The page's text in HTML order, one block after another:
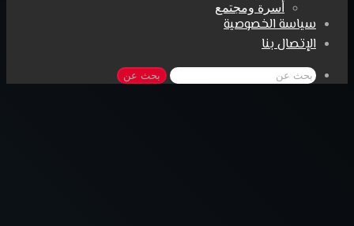
أسرة ومجتمع
سياسة الخصوصية
الإتصال بنا
بحث عن